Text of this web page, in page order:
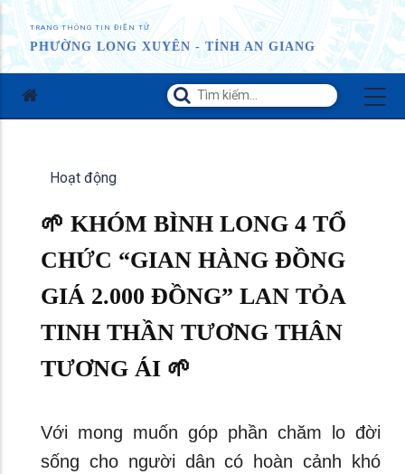
TRANG THÔNG TIN ĐIỆN TỬ
PHƯỜNG LONG XUYÊN - TỈNH AN GIANG
Hoạt động
🌱 KHÓM BÌNH LONG 4 TỔ
CHỨC “GIAN HÀNG ĐỒNG
GIÁ 2.000 ĐỒNG” LAN TỎA
TINH THẦN TƯƠNG THÂN
TƯƠNG ÁI 🌱
Với mong muốn góp phần chăm lo đời
sống cho người dân có hoàn cảnh khó